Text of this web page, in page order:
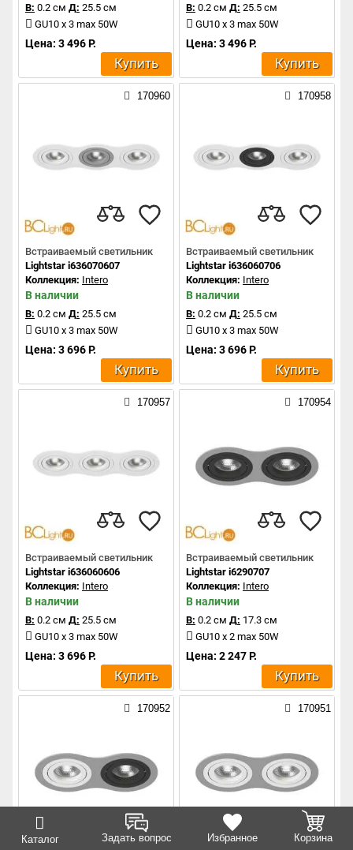
Каталог Задать вопрос Избранное Корзина
В: 0.2 см Д: 25.5 см
GU10 x 3 max 50W
Цена: 3 496 Р.
Купить
В: 0.2 см Д: 25.5 см
GU10 x 3 max 50W
Цена: 3 496 Р.
Купить
170960
Встраиваемый светильник
Lightstar i636070607
Коллекция: Intero
В наличии
В: 0.2 см Д: 25.5 см
GU10 x 3 max 50W
Цена: 3 696 Р.
Купить
170958
Встраиваемый светильник
Lightstar i636060706
Коллекция: Intero
В наличии
В: 0.2 см Д: 25.5 см
GU10 x 3 max 50W
Цена: 3 696 Р.
Купить
170957
Встраиваемый светильник
Lightstar i636060606
Коллекция: Intero
В наличии
В: 0.2 см Д: 25.5 см
GU10 x 3 max 50W
Цена: 3 696 Р.
Купить
170954
Встраиваемый светильник
Lightstar i6290707
Коллекция: Intero
В наличии
В: 0.2 см Д: 17.3 см
GU10 x 2 max 50W
Цена: 2 247 Р.
Купить
170952 170951